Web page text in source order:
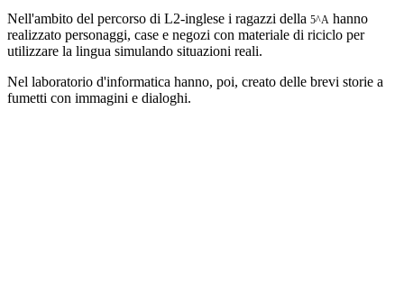
Nell'ambito del percorso di L2-inglese i ragazzi della 5^A hanno
realizzato personaggi, case e negozi con materiale di riciclo per
utilizzare la lingua simulando situazioni reali.
Nel laboratorio d'informatica hanno, poi, creato delle brevi storie a
fumetti con immagini e dialoghi.